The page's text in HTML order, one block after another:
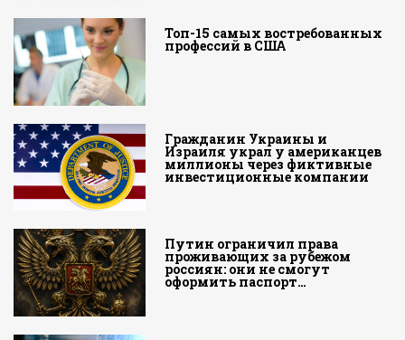
Топ-15 самых востребованных
профессий в США
Гражданин Украины и
Израиля украл у американцев
миллионы через фиктивные
инвестиционные компании
Путин ограничил права
проживающих за рубежом
россиян: они не смогут
оформить паспорт…